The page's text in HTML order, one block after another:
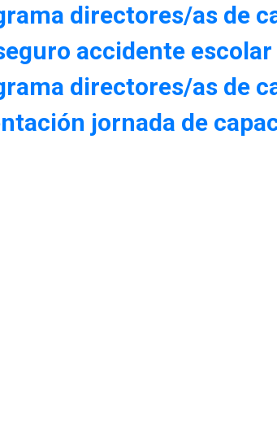
directores/as de
accidente escolar
directores/as de
jornada de